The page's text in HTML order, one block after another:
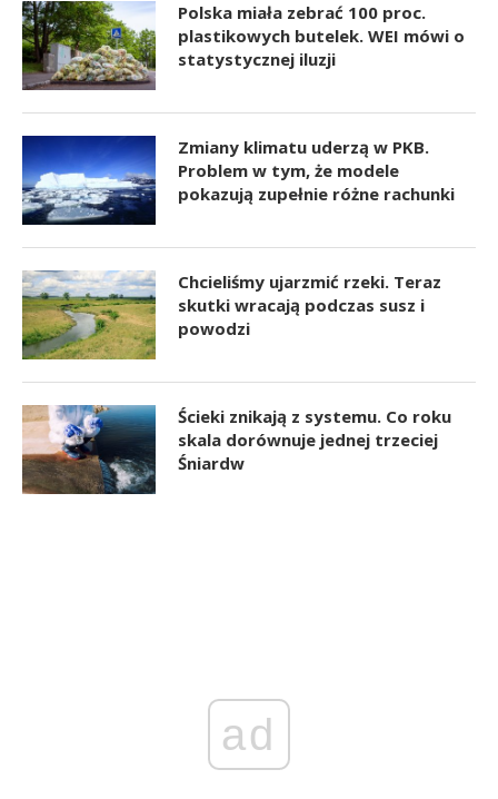
Polska miała zebrać 100 proc.
plastikowych butelek. WEI mówi o
statystycznej iluzji
Zmiany klimatu uderzą w PKB.
Problem w tym, że modele
pokazują zupełnie różne rachunki
Chcieliśmy ujarzmić rzeki. Teraz
skutki wracają podczas susz i
powodzi
Ścieki znikają z systemu. Co roku
skala dorównuje jednej trzeciej
Śniardw
ad